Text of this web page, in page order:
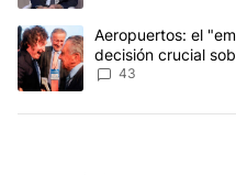
Un artículo de tendencia con
Aeropuertos: el
decisión crucial
43